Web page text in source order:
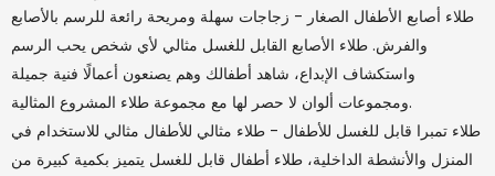
طلاء أصابع الأطفال الصغار - زجاجات سهلة ومريحة رائعة للرسم بالأصابع
والفرش. طلاء الأصابع القابل للغسل مثالي لأي شخص يحب الرسم
واستكشاف الإبداع، شاهد أطفالك وهم يصنعون أعمالًا فنية جميلة
ومجموعات ألوان لا حصر لها مع مجموعة طلاء المشروع المثالية.
طلاء تمبرا قابل للغسل للأطفال - طلاء مثالي للأطفال مثالي للاستخدام في
المنزل والأنشطة الداخلية، طلاء أطفال قابل للغسل يتميز بكمية كبيرة من